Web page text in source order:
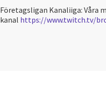
Företagsligan Kanaliiga: Våra
kanal https://www.twitch.tv/